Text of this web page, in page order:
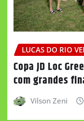
LUCAS DO RIO
Copa JD Loc
com grandes
Vilson Zeni